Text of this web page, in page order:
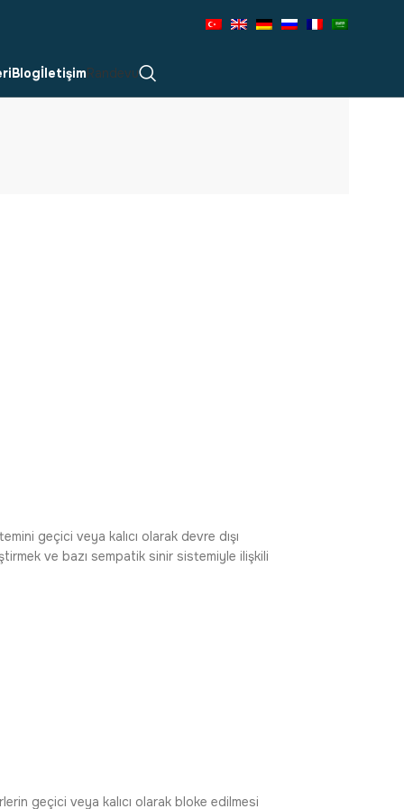
BlogİletişimRandevu
geçici veya kalıcı olarak devre dışı
ve bazı sempatik sinir sistemiyle ilişkili
geçici veya kalıcı olarak bloke edilmesi